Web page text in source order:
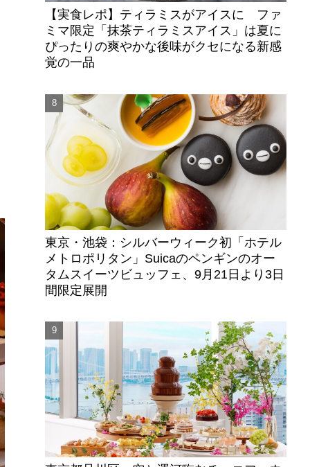
【実食レポ】ティラミスがアイスに ファ
ミマ限定「抹茶ティラミスアイス」は夏に
ぴったりの爽やかな後味がクセになる新感
覚の一品
東京・池袋：シルバーウィーク初「ホテル
メトロポリタン」Suicaのペンギンのオー
タムスイーツビュッフェ、9月21日より3日
間限定展開